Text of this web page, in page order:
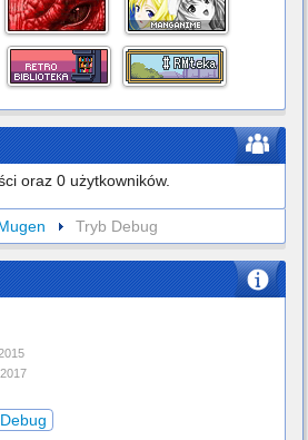
oraz 0 użytkowników.
Tryb Debug